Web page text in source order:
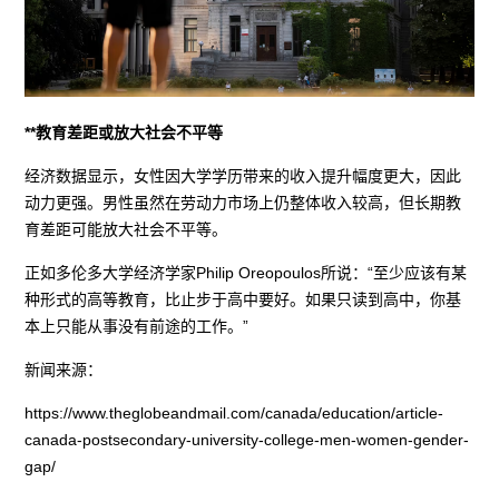
**教育差距或放大社会不平等
经济数据显示，女性因大学学历带来的收入提升幅度更大，因此
动力更强。男性虽然在劳动力市场上仍整体收入较高，但长期教
育差距可能放大社会不平等。
正如多伦多大学经济学家Philip Oreopoulos所说：“至少应该有某
种形式的高等教育，比止步于高中要好。如果只读到高中，你基
本上只能从事没有前途的工作。”
新闻来源：
https://www.theglobeandmail.com/canada/education/article-
canada-postsecondary-university-college-men-women-gender-
gap/